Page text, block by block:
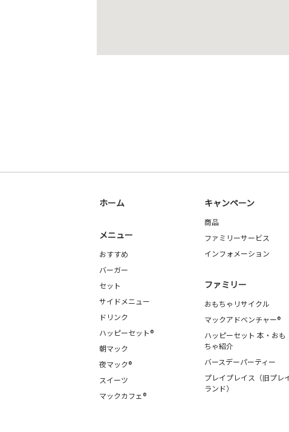
ホーム
メニュー
おすすめ
バーガー
セット
サイドメニュー
ドリンク
ハッピーセット®
朝マック
夜マック®
スイーツ
マックカフェ®
キャンペーン
商品
ファミリーサービス
インフォメーション
ファミリー
おもちゃリサイクル
マックアドベンチャー®
ハッピーセット 本・おも
ちゃ紹介
バースデーパーティー
プレイプレイス（旧プレ
ランド）